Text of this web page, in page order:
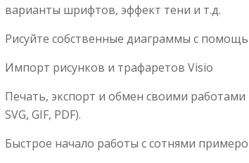
варианты шрифтов, эффект тени и т.д.
Рисуйте собственные диаграммы с
Импорт рисунков и трафаретов Visio
Печать, экспорт и обмен своими работами
SVG, GIF, PDF).
Быстрое начало работы с сотнями